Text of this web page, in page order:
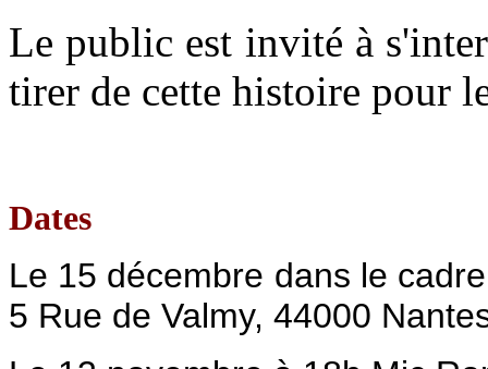
Le public est invité à
tirer de cette histoire pour
Dates
Le 15 décembre dans le
5 Rue de Valmy, 44000